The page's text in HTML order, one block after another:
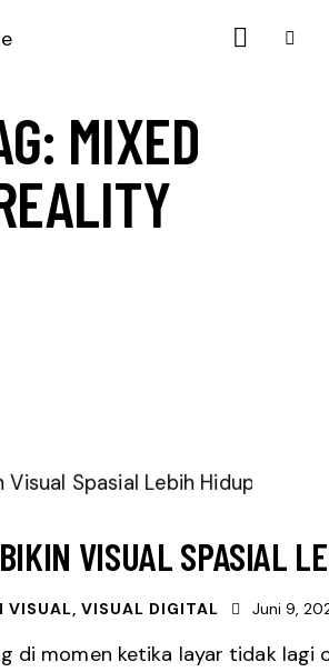
MIXED
VISUAL SPASIAL
VISUAL, VISUAL DIGITAL Juni 9,
di momen ketika layar tidak